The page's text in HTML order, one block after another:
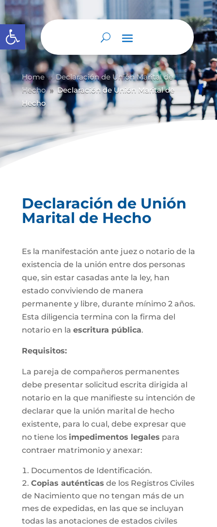
Abrir barra de herramientas
Home 9 Declaración de Unión Marital de
Hecho 9 Declaración de Unión Marital de
Hecho
Declaración de Unión
Marital de Hecho
Es la manifestación ante juez o notario de la
existencia de la unión entre dos personas
que, sin estar casadas ante la ley, han
estado conviviendo de manera
permanente y libre, durante mínimo 2 años.
Esta diligencia termina con la firma del
notario en la escritura pública.
Requisitos:
La pareja de compañeros permanentes
debe presentar solicitud escrita dirigida al
notario en la que manifieste su intención de
declarar que la unión marital de hecho
existente, para lo cual, debe expresar que
no tiene los impedimentos legales para
contraer matrimonio y anexar:
Documentos de Identificación.
Copias auténticas de los Registros Civiles
de Nacimiento que no tengan más de un
mes de expedidas, en las que se incluyan
todas las anotaciones de estados civiles